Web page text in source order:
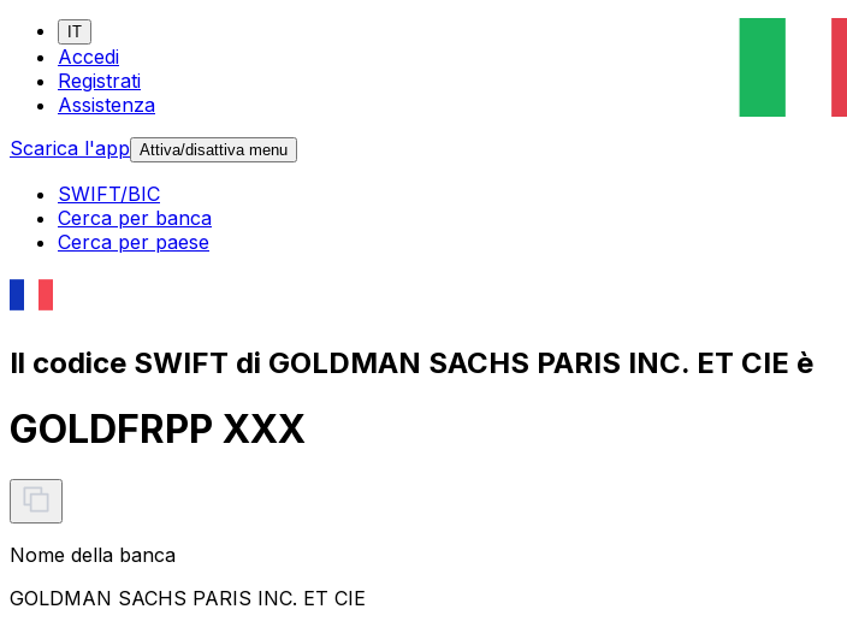
IT
Accedi
Registrati
Assistenza
Scarica l'app Attiva/disattiva menu
SWIFT/BIC
Cerca per banca
Cerca per paese
Il codice SWIFT di GOLDMAN SACHS PARIS INC. ET CIE è
GOLDFRPP XXX
Nome della banca
GOLDMAN SACHS PARIS INC. ET CIE